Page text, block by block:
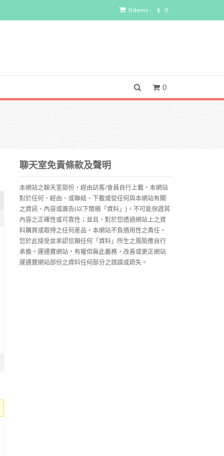
0 items - $ 0
0
聊天室免責條款及聲明
本網站之聊天室部份，經由訪客/會員自行上載，本網站
對於任何、經由、或聯結、下載或從任何與本網站有關
之資訊、內容或廣告(以下簡稱「資料」)，不可能保證其
內容之正確性或可靠性；並且，對於您透過網站上之資
料購買或取得之任何産品，本網站不負適用性之責任。
您於此接受並承認信賴任何「資料」所生之風險應自行
承擔。運通寶網站，有權但無此義務，改善或更正網站
運通寶網站部份之資料任何部分之錯誤或疏失。